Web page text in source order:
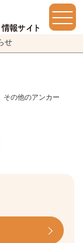
せ
その他のアンカー